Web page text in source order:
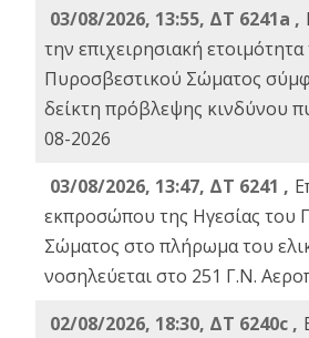
03/08/2026, 13:55, ΔΤ 6241a ,
την επιχειρησιακή ετοιμότητα
Πυροσβεστικού Σώματος
δείκτη πρόβλεψης κινδύνου
08-2026
03/08/2026, 13:47, ΔΤ 6241 ,
εκπροσώπου της Ηγεσίας του
Σώματος στο πλήρωμα του
νοσηλεύεται στο 251 Γ.Ν.
02/08/2026, 18:30, ΔΤ 6240c ,